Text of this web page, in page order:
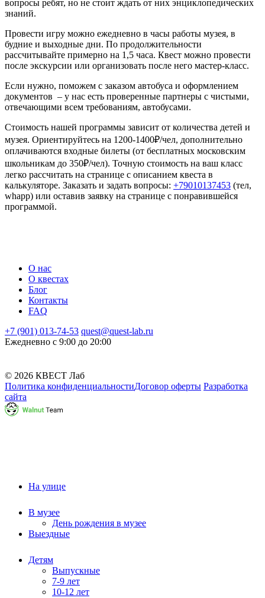
вопросы ребят, но не стоит ждать от них энциклопедических
знаний.
Провести игру можно ежедневно в часы работы музея, в
будние и выходные дни. По продолжительности
рассчитывайте примерно на 1,5 часа. Квест можно провести
после экскурсии или организовать после него мастер-класс.
Если нужно, поможем с заказом автобуса и оформлением
документов – у нас есть проверенные партнеры с чистыми,
отвечающими всем требованиям, автобусами.
Стоимость нашей программы зависит от количества детей и
музея. Ориентируйтесь на 1200-1400₽/чел, дополнительно
оплачиваются входные билеты (от бесплатных московским
школьникам до 350₽/чел). Точную стоимость на ваш класс
легко рассчитать на странице с описанием квеста в
калькуляторе. Заказать и задать вопросы: +79010137453 (тел,
whapp) или оставив заявку на странице с понравившейся
программой.
О нас
О квестах
Блог
Контакты
FAQ
+7 (901) 013-74-53 quest@quest-lab.ru
Ежедневно с 9:00 до 20:00
© 2026 КВЕСТ Лаб
Политика конфиденциальностиДоговор оферты Разработка
сайта
На улице
В музее
День рождения в музее
Выездные
Детям
Выпускные
7-9 лет
10-12 лет